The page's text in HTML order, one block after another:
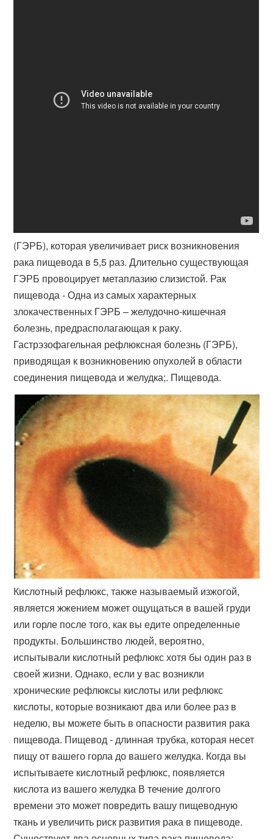
(ГЭРБ), которая увеличивает риск возникновения
рака пищевода в 5,5 раз. Длительно существующая
ГЭРБ провоцирует метаплазию слизистой. Рак
пищевода - Одна из самых характерных
злокачественных ГЭРБ – желудочно-кишечная
болезнь, предрасполагающая к раку.
Гастрэзофагельная рефлюксная болезнь (ГЭРБ),
приводящая к возникновению опухолей в области
соединения пищевода и желудка;. Пищевода.
Кислотный рефлюкс, также называемый изжогой,
является жжением может ощущаться в вашей груди
или горле после того, как вы едите определенные
продукты. Большинство людей, вероятно,
испытывали кислотный рефлюкс хотя бы один раз в
своей жизни. Однако, если у вас возникли
хронические рефлюксы кислоты или рефлюкс
кислоты, которые возникают два или более раз в
неделю, вы можете быть в опасности развития рака
пищевода. Пищевод - длинная трубка, которая несет
пищу от вашего горла до вашего желудка. Когда вы
испытываете кислотный рефлюкс, появляется
кислота из вашего желудка В течение долгого
времени это может повредить вашу пищеводную
ткань и увеличить риск развития рака в пищеводе.